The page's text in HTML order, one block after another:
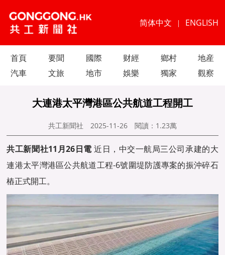
简体中文 | ENGLISH
首頁 要聞 國際 财經 鄉村
地産
汽車
文旅 地市 娛樂 獨家 觀察
大連港太平灣港區公共航道工程開工
共工新聞社 2025-11-26 閱讀： 1.23萬
共工新聞社11月26日電近日，中交一航局三公司承建的大
連港太平灣港區公共航道工程-6號圍堤防護專案的振沖碎石
樁正式開工。